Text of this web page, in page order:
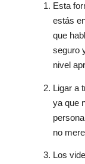
Esta
estás
que
seguro
nivel
Ligar a
ya que
no
Los